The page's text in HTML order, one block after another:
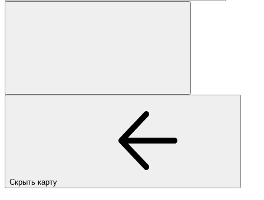
Скрыть карту